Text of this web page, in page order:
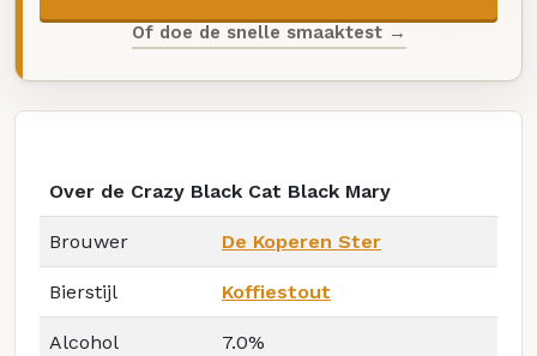
Of doe de snelle smaaktest →
Over de Crazy Black Cat Black Mary
Brouwer De Koperen Ster
Bierstijl Koffiestout
Alcohol 7.0%